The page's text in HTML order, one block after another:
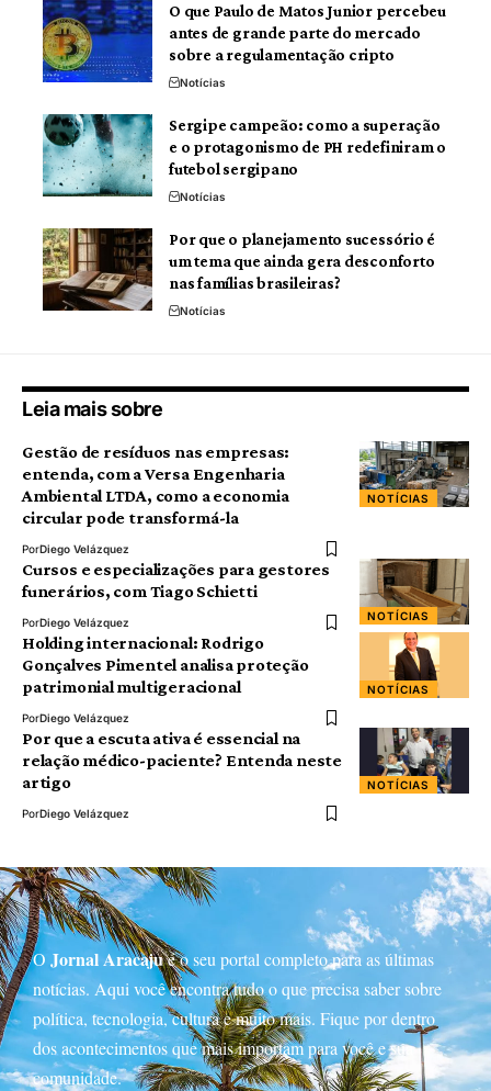
O que Paulo de Matos Junior percebeu
antes de grande parte do mercado
sobre a regulamentação cripto
Notícias
Sergipe campeão: como a superação
e o protagonismo de PH redefiniram o
futebol sergipano
Notícias
Por que o planejamento sucessório é
um tema que ainda gera desconforto
nas famílias brasileiras?
Notícias
Leia mais sobre
NOTÍCIAS
Gestão de resíduos nas empresas:
entenda, com a Versa Engenharia
Ambiental LTDA, como a economia
circular pode transformá-la
PorDiego Velázquez
NOTÍCIAS
Cursos e especializações para gestores
funerários, com Tiago Schietti
PorDiego Velázquez
NOTÍCIAS
Holding internacional: Rodrigo
Gonçalves Pimentel analisa proteção
patrimonial multigeracional
PorDiego Velázquez
NOTÍCIAS
Por que a escuta ativa é essencial na
relação médico-paciente? Entenda neste
artigo
PorDiego Velázquez
O Jornal Aracajué o seu portal completo para as últimas
notícias. Aqui você encontra tudo o que precisa saber sobre
política, tecnologia, cultura e muito mais. Fique por dentro
dos acontecimentos que mais importam para você e sua
comunidade.